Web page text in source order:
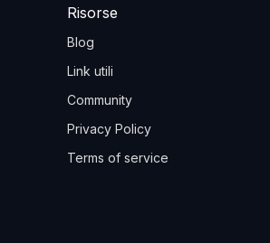
Risorse
Blog
Link utili
Community
Privacy Policy
Terms of service